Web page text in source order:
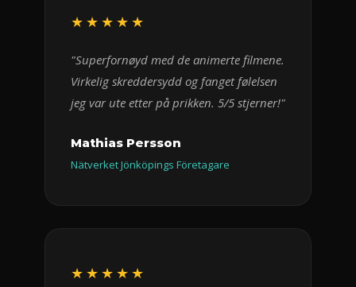
★★★★★
"Superfornøyd med de animerte filmene.
Virkelig skreddersydd og fanget følelsen
jeg var ute etter på prikken. 5/5 stjerner!"
Mathias Persson
Nätverket Jönköpings Företagare
★★★★★